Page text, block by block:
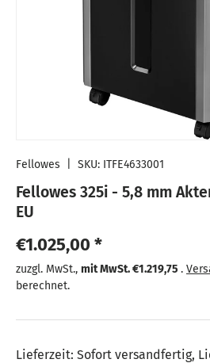
Fellowes SKU: ITFE4633001
Fellowes 325i - 5,8 mm
EU
Normaler Preis
€1.025,00 *
zuzgl. MwSt., Normaler Preis
mit MwSt.€1.219,75 .
berechnet.
Lieferzeit: Sofort versandfertig,